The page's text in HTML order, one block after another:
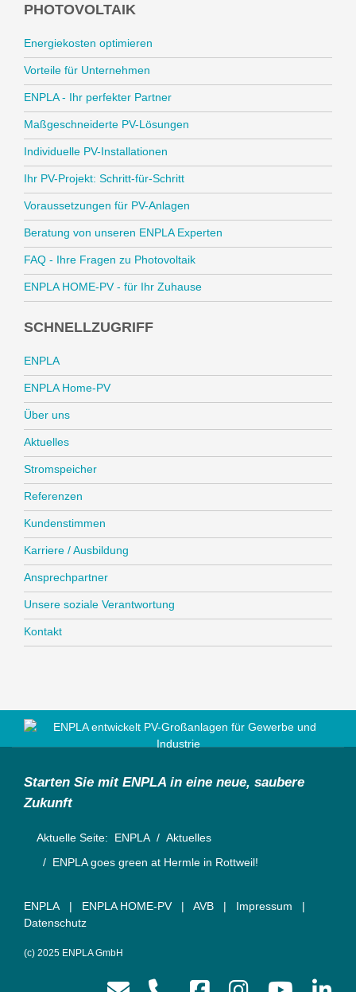
PHOTOVOLTAIK
Energiekosten optimieren
Vorteile für Unternehmen
ENPLA - Ihr perfekter Partner
Maßgeschneiderte PV-Lösungen
Individuelle PV-Installationen
Ihr PV-Projekt: Schritt-für-Schritt
Voraussetzungen für PV-Anlagen
Beratung von unseren ENPLA Experten
FAQ - Ihre Fragen zu Photovoltaik
ENPLA HOME-PV - für Ihr Zuhause
SCHNELLZUGRIFF
ENPLA
ENPLA Home-PV
Über uns
Aktuelles
Stromspeicher
Referenzen
Kundenstimmen
Karriere / Ausbildung
Ansprechpartner
Unsere soziale Verantwortung
Kontakt
Starten Sie mit ENPLA in eine neue, saubere
Zukunft
Aktuelle Seite: ENPLA
Aktuelles
ENPLA goes green at Hermle in Rottweil!
ENPLA | ENPLA HOME-PV| AVB | Impressum |
Datenschutz
(c) 2025 ENPLA GmbH